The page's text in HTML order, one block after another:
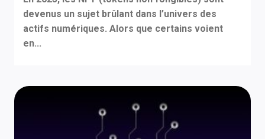
devenus un sujet brûlant dans l’univers des
actifs numériques. Alors que certains voient
en...